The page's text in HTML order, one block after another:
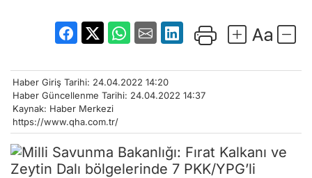
Haber Giriş Tarihi: 24.04.2022 14:20
Haber Güncellenme Tarihi: 24.04.2022 14:37
Kaynak: Haber Merkezi
https://www.qha.com.tr/